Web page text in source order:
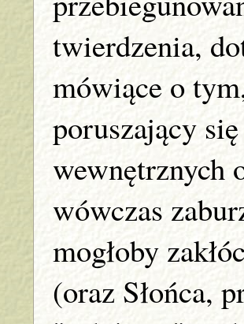
twierdzenia,
mówiące o
poruszający
wewnętrznych
wówczas
mogłoby
(oraz Słońca,